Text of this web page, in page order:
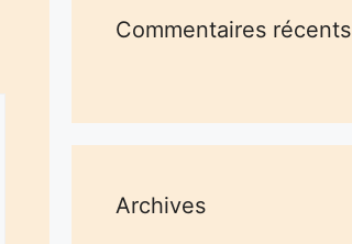
Commentaires récents
Archives